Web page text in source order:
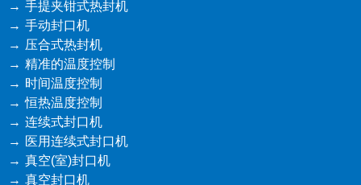
手提夹钳式热封机
手动封口机
压合式热封机
精准的温度控制
时间温度控制
恒热温度控制
连续式封口机
医用连续式封口机
真空(室)封口机
真空封口机